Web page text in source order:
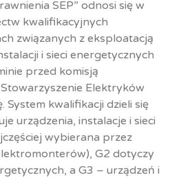
SEP” odnosi się w
kwalifikacyjnych
związanych z eksploatacją
i sieci energetycznych
przed komisją
Elektryków
System kwalifikacji dzieli się
urządzenia, instalacje i sieci
wybierana przez
G2 dotyczy
a G3 – urządzeń i